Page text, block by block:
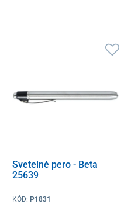
Svetelné pero - Beta
25639
KÓD: P1831